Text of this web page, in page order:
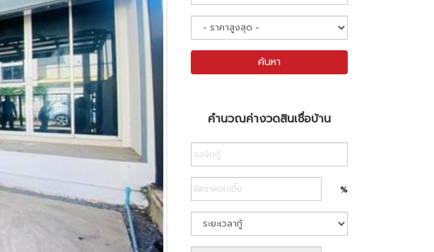
ค้นหา
คำนวณค่างวดสินเชื่อบ้าน
Search
%